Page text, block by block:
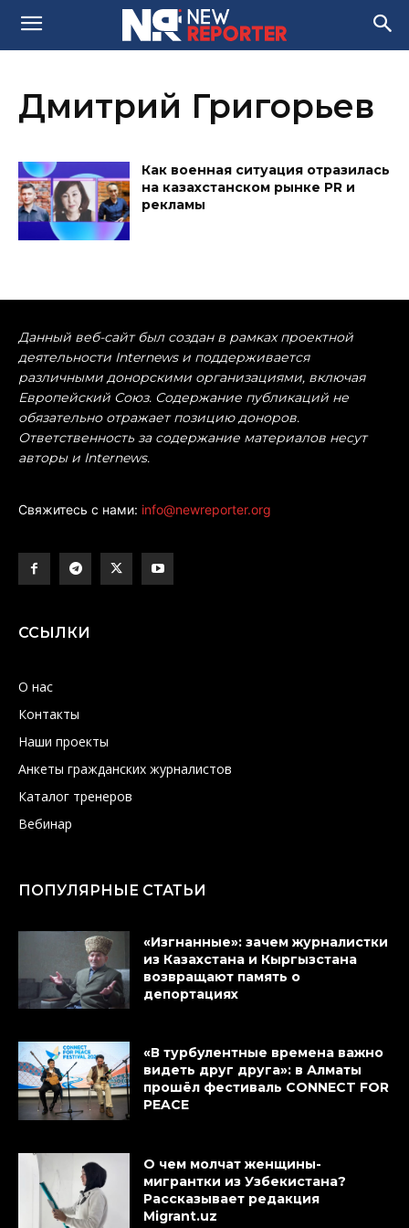
Дмитрий Григорьев
Как военная ситуация отразилась
на казахстанском рынке PR и
рекламы
Данный веб-сайт был создан в рамках проектной
деятельности Internews и поддерживается
различными донорскими организациями, включая
Европейский Союз. Содержание публикаций не
обязательно отражает позицию доноров.
Ответственность за содержание материалов несут
авторы и Internews.
Свяжитесь с нами: info@newreporter.org
ССЫЛКИ
О нас
Контакты
Наши проекты
Анкеты гражданских журналистов
Каталог тренеров
Вебинар
ПОПУЛЯРНЫЕ СТАТЬИ
«Изгнанные»: зачем журналистки
из Казахстана и Кыргызстана
возвращают память о
депортациях
«В турбулентные времена важно
видеть друг друга»: в Алматы
прошёл фестиваль CONNECT FOR
PEACE
О чем молчат женщины-
мигрантки из Узбекистана?
Рассказывает редакция
Migrant.uz